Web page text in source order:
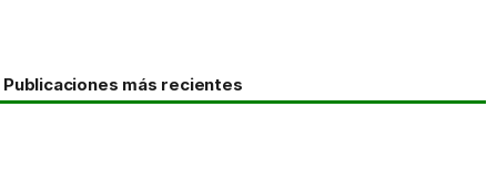
Publicaciones más recientes